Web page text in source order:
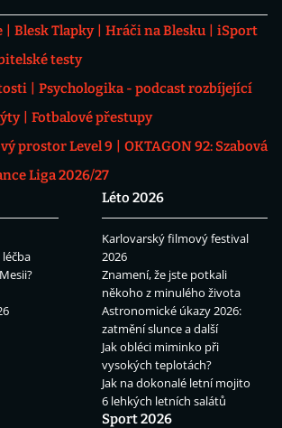
Blesk Tlapky Hráči na Blesku
iSport
testy
Psychologika - podcast rozbíjející
Fotbalové přestupy
prostor Level 9
OKTAGON 92: Szabová
Liga 2026/27
Léto 2026
Karlovarský filmový festival
2026
Znamení, že jste potkali
někoho z minulého života
Astronomické úkazy 2026:
zatmění slunce a další
Jak obléci miminko při
vysokých teplotách?
Jak na dokonalé letní mojito
6 lehkých letních salátů
Sport 2026